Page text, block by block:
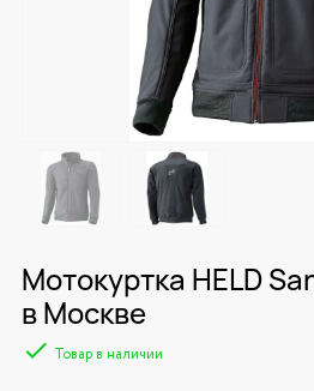
Мотокуртка HELD
в Москве
Товар в наличии